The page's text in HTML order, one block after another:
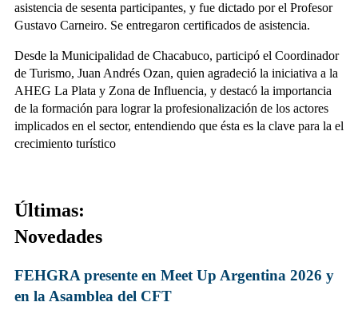
asistencia de sesenta participantes, y fue dictado por el Profesor
Gustavo Carneiro. Se entregaron certificados de asistencia.
Desde la Municipalidad de Chacabuco, participó el Coordinador
de Turismo, Juan Andrés Ozan, quien agradeció la iniciativa a la
AHEG La Plata y Zona de Influencia, y destacó la importancia
de la formación para lograr la profesionalización de los actores
implicados en el sector, entendiendo que ésta es la clave para la el
crecimiento turístico
Últimas:
Novedades
FEHGRA presente en Meet Up Argentina 2026 y
en la Asamblea del CFT